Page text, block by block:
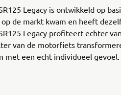
Legacy is ontwikkeld op
op de markt kwam en heeft
Legacy profiteert echter
van de motorfiets
met een echt individueel gevoel.